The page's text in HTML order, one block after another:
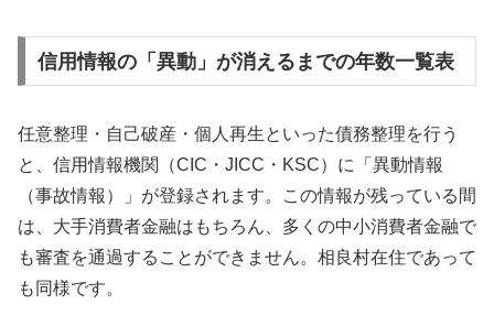
信用情報の「異動」が消えるまでの年数一覧表
任意整理・自己破産・個人再生といった債務整理を行う
と、信用情報機関（CIC・JICC・KSC）に「異動情報
（事故情報）」が登録されます。この情報が残っている間
は、大手消費者金融はもちろん、多くの中小消費者金融で
も審査を通過することができません。相良村在住であって
も同様です。